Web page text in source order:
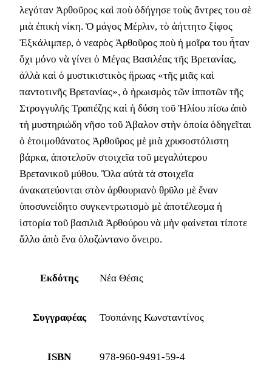
λεγόταν Ἀρθοῦρος καὶ ποὺ ὁδήγησε τοὺς ἄντρες του σὲ
μιὰ ἐπικὴ νίκη. Ὁ μάγος Μέρλιν, τὸ ἀήττητο ξίφος
Ἐξκάλιμπερ, ὁ νεαρὸς Ἀρθοῦρος ποὺ ἡ μοῖρα του ἦταν
ὄχι μόνο νὰ γίνει ὁ Μέγας Βασιλέας τῆς Βρετανίας,
ἀλλὰ καὶ ὁ μυστικιστικὸς ἥρωας «τῆς μιᾶς καὶ
παντοτινῆς Βρετανίας», ὁ ἡρωισμὸς τῶν ἱπποτῶν τῆς
Στρογγυλῆς Τραπέζης καὶ ἡ δύση τοῦ Ἡλίου πίσω ἀπὸ
τὴ μυστηριώδη νῆσο τοῦ Ἀβαλον στὴν ὁποία ὁδηγεῖται
ὁ ἑτοιμοθάνατος Ἀρθοῦρος μὲ μιὰ χρυσοστόλιστη
βάρκα, ἀποτελοῦν στοιχεῖα τοῦ μεγαλύτερου
Βρετανικοῦ μύθου. Ὅλα αὐτὰ τὰ στοιχεῖα
ἀνακατεύονται στὸν ἀρθουριανὸ θρῦλο μὲ ἕναν
ὑποσυνείδητο συγκεντρωτισμὸ μὲ ἀποτέλεσμα ἡ
ἱστορία τοῦ βασιλιᾶ Ἀρθούρου νὰ μὴν φαίνεται τίποτε
ἄλλο ἀπὸ ἕνα ὁλοζώντανο ὄνειρο.
Εκδότης Νέα Θέσις
Συγγραφέας Τσοπάνης Κωνσταντίνος
ISBN 978-960-9491-59-4